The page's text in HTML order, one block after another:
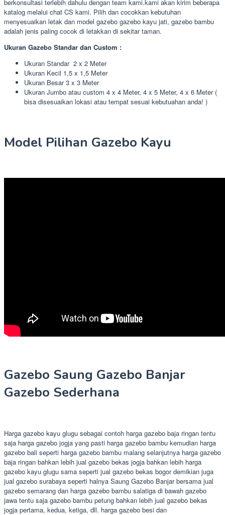
berkonsultasi terlebih dahulu dengan team kami.kami akan kirim beberapa
katalog melalui chat CS kami. Pilih dan cocokkan kebutuhan
menyesuaikan letak dan model gazebo gazebo kayu jati, gazebo bambu
adalah jenis paling cocok di letakkan di sekitar taman.
Ukuran Gazebo Standar dan Custom :
Ukuran Standar 2 x 2 Meter
Ukuran Kecil 1,5 x 1,5 Meter
Ukuran Besar 3 x 3 Meter
Ukuran Jumbo atau custom 4 x 4 Meter, 4 x 5 Meter, 4 x 6 Meter (
bisa disesuaikan lokasi atau tempat sesuai kebutuahan anda! )
Model Pilihan Gazebo Kayu
Gazebo Saung Gazebo Banjar
Gazebo Sederhana
Harga gazebo kayu glugu sebagai contoh harga gazebo baja ringan tentu
saja harga gazebo jogja yang pasti harga gazebo bambu kemudian harga
gazebo bali seperti harga gazebo bambu malang selanjutnya harga gazebo
baja ringan bahkan lebih jual gazebo bekas jogja bahkan lebih harga
gazebo kayu glugu sama seperti jual gazebo bekas bogor demikian juga
jual gazebo surabaya seperti halnya Saung Gazebo Banjar bersama jual
gazebo semarang dan harga gazebo bambu salatiga di bawah gazebo
jawa tentu saja gazebo bambu petung bahkan lebih jual gazebo bekas
jogja pertama, kedua, ketiga, dll. harga gazebo besi dan